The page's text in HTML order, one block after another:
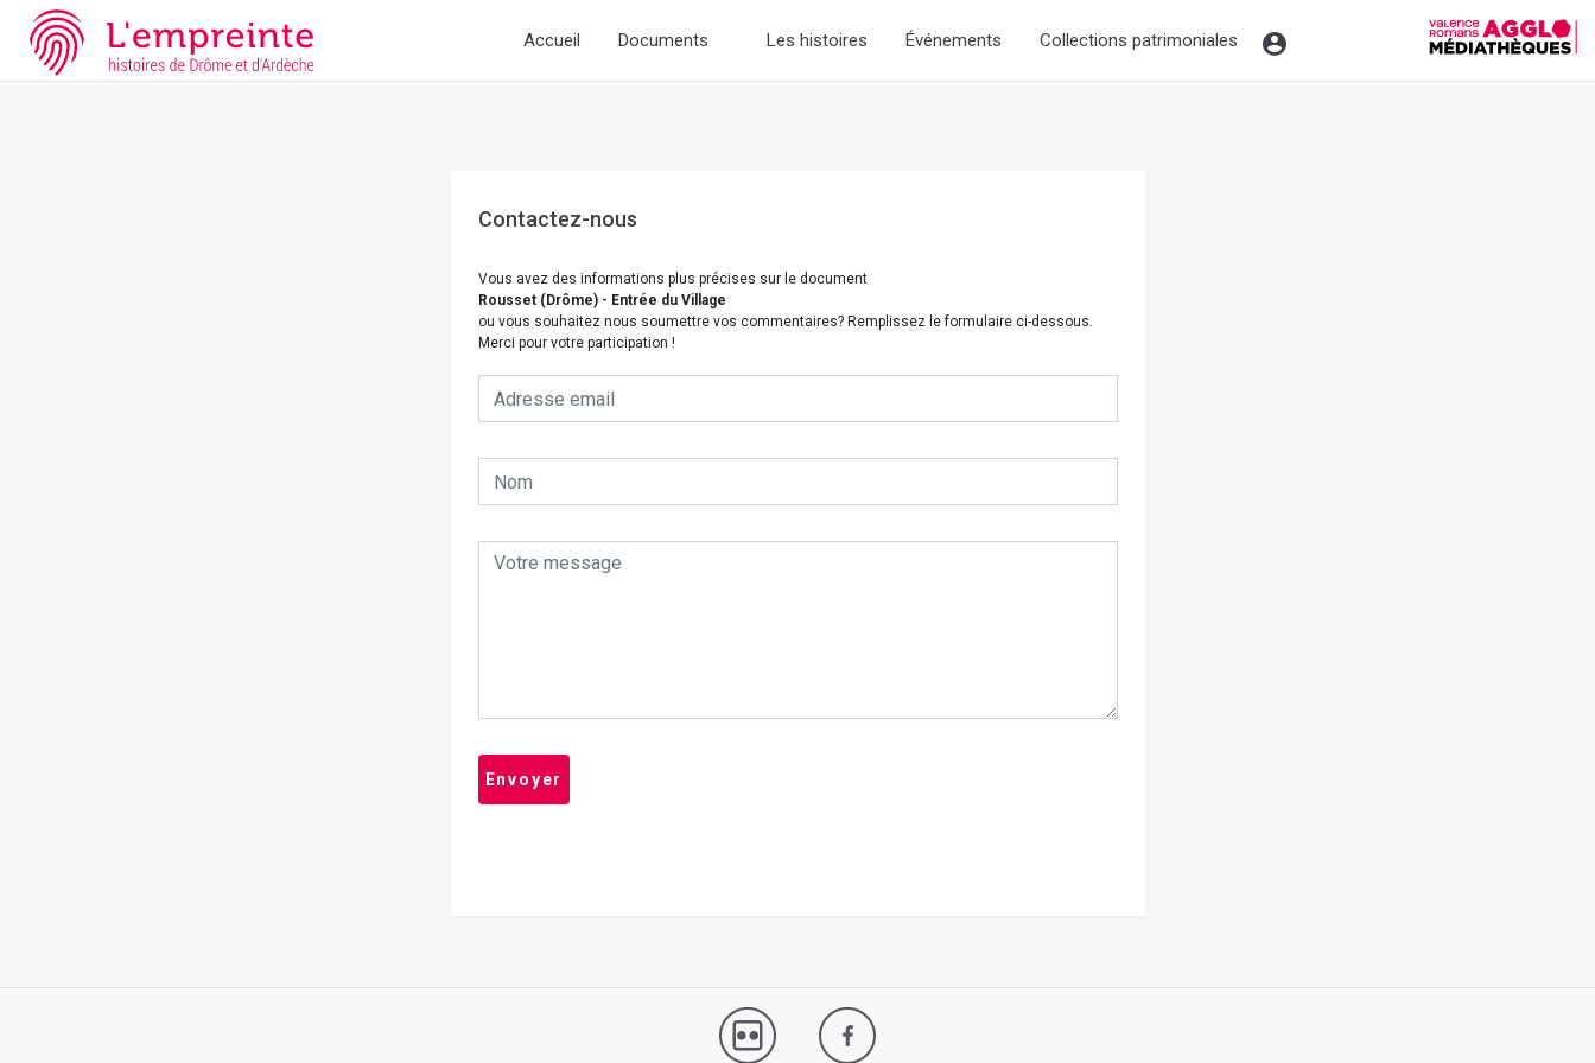
Array ( [slug] => nous-contacter [doc] => B263626101_CP937 )
Accueil Documents Les histoires Événements Collections patrimoniales
Contactez-nous
Vous avez des informations plus précises sur le document
Rousset (Drôme) - Entrée du Village
ou vous souhaitez nous soumettre vos commentaires? Remplissez le formulaire ci-dessous.
Merci pour votre participation !